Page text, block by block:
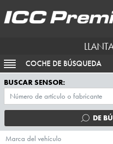
ACTIVAR NAVEGACIÓN
COCHE DE BÚSQUEDA
BUSCAR SENSOR:
DE
Marca del vehículo